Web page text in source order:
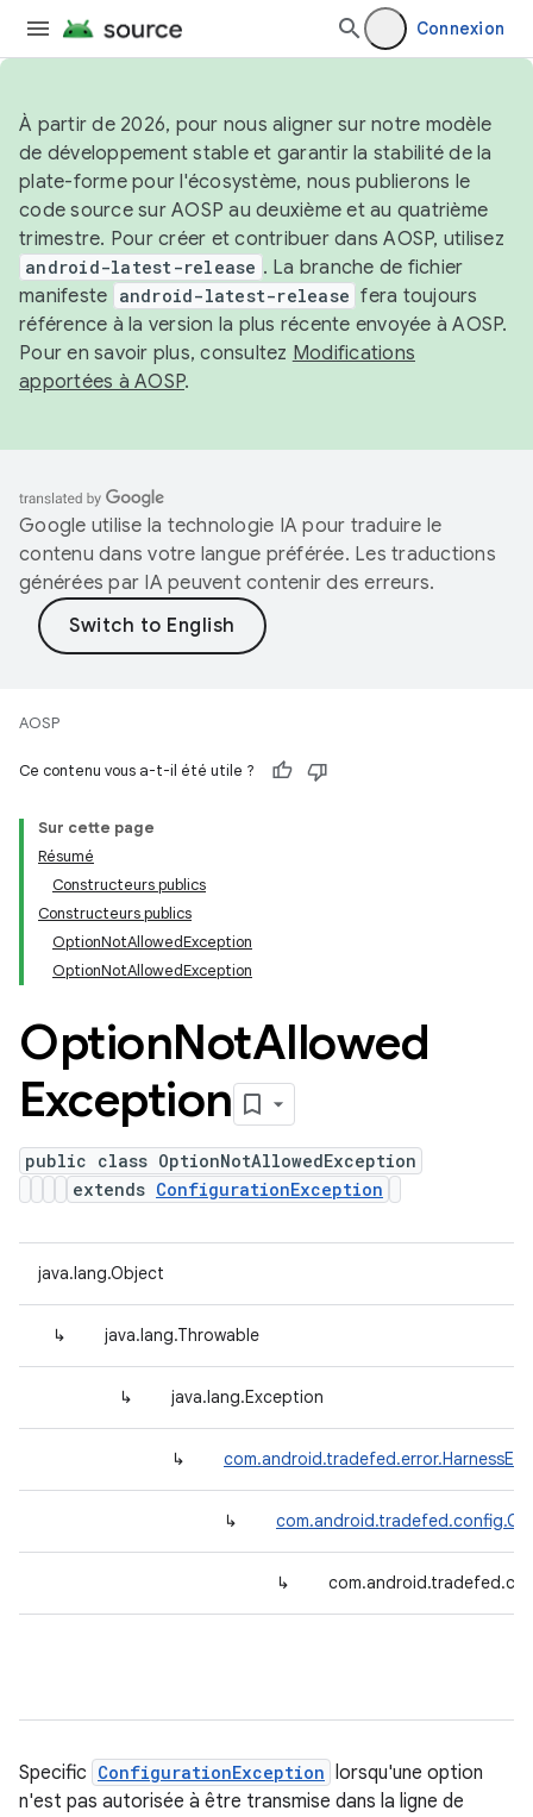
Connexion
À partir de 2026, pour nous aligner sur notre modèle
de développement stable et garantir la stabilité de la
plate-forme pour l'écosystème, nous publierons le
code source sur AOSP au deuxième et au quatrième
trimestre. Pour créer et contribuer dans AOSP, utilisez
android-latest-release . La branche de fichier
manifeste android-latest-release fera toujours
référence à la version la plus récente envoyée à AOSP.
Pour en savoir plus, consultez Modifications
apportées à AOSP.
Google utilise la technologie IA pour traduire le
contenu dans votre langue préférée. Les traductions
générées par IA peuvent contenir des erreurs.
AOSP
Ce contenu vous a-t-il été utile ?
Sur cette page
Résumé
Constructeurs publics
Constructeurs publics
OptionNotAllowedException
OptionNotAllowedException
OptionNotAllowed
Exception
public class OptionNotAllowedException
extends ConfigurationException
java.lang.Object
↳ java.lang.Throwable
↳ java.lang.Exception
↳
↳
↳
Specific ConfigurationException lorsqu'une option
n'est pas autorisée à être transmise dans la ligne de